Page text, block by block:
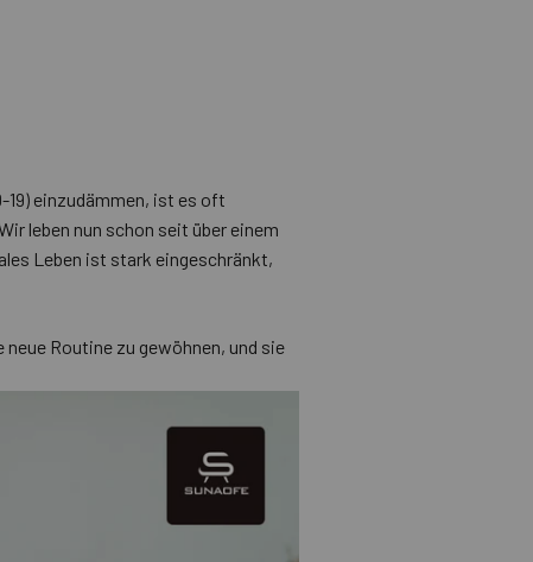
19) einzudämmen, ist es oft
leben nun schon seit über einem
Leben ist stark eingeschränkt,
Routine zu gewöhnen, und sie